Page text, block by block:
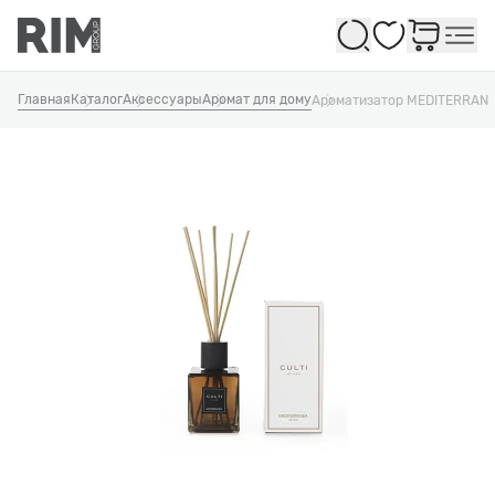
Избранное
Главная КаталогАксессуарыАромат для домуАроматизатор MEDITERRAN